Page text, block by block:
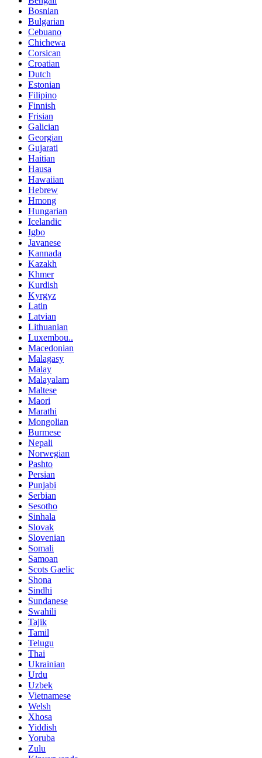
Bosnian
Bulgarian
Cebuano
Chichewa
Corsican
Croatian
Dutch
Estonian
Filipino
Finnish
Frisian
Galician
Georgian
Gujarati
Haitian
Hausa
Hawaiian
Hebrew
Hmong
Hungarian
Icelandic
Igbo
Javanese
Kannada
Kazakh
Khmer
Kurdish
Kyrgyz
Latin
Latvian
Lithuanian
Luxembou..
Macedonian
Malagasy
Malay
Malayalam
Maltese
Maori
Marathi
Mongolian
Burmese
Nepali
Norwegian
Pashto
Persian
Punjabi
Serbian
Sesotho
Sinhala
Slovak
Slovenian
Somali
Samoan
Scots Gaelic
Shona
Sindhi
Sundanese
Swahili
Tajik
Tamil
Telugu
Thai
Ukrainian
Urdu
Uzbek
Vietnamese
Welsh
Xhosa
Yiddish
Yoruba
Zulu